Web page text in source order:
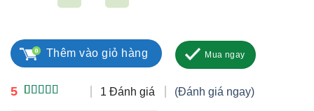
5 1 Đánh giá (Đánh giá ngay)
Thêm vào giỏ hàng Mua ngay